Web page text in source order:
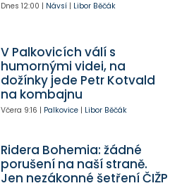
Dnes 12:00 | Návsí| Libor Běčák
V Palkovicích válí s
humornými videi, na
dožínky jede Petr Kotvald
na kombajnu
Včera 9:16 | Palkovice| Libor Běčák
Ridera Bohemia: žádné
porušení na naší straně.
Jen nezákonné šetření ČIŽP